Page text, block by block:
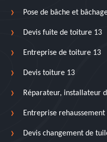
Pose de bâche et
Devis fuite de toiture 13
Entreprise de toiture 13
Devis toiture 13
Réparateur, installateur
Entreprise
Devis changement de